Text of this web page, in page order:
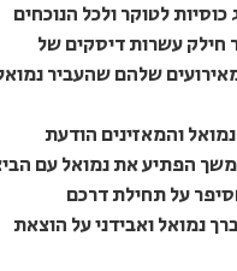
לטוקר ולכל הנוכחים
חילק עשרות דיסקים של
שלהם שהעביר
והמאזינים הודעת
הפתיע את נמואל עם
על תחילת דרכם
נמואל ואבידני על הוצאת